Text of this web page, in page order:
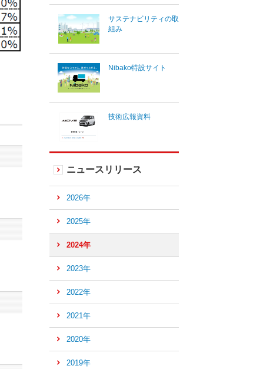
サステナビリティの取
組み
Nibako特設サイト
技術広報資料
ニュースリリース
2026年
2025年
2024年
2023年
2022年
2021年
2020年
2019年